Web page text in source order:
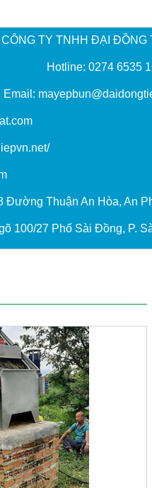
CÔNG TY TNHH ĐẠI ĐỒNG
Hotline: 0274 6535
Email:
Đường Thuận An Hòa, An
100/27 Phố Sài Đồng, P.